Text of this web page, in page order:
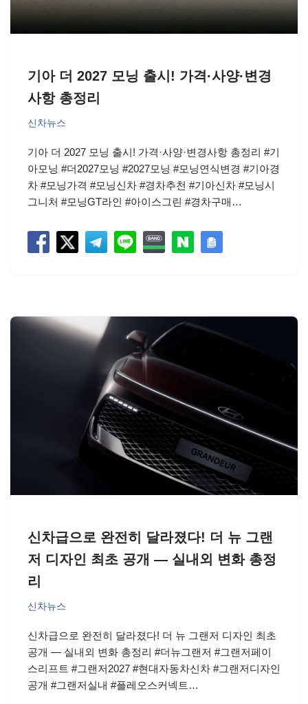
기아 더 2027 모닝 출시! 가격·사양·변경
사항 총정리
신차뉴스
기아 더 2027 모닝 출시! 가격·사양·변경사항 총정리 #기
아모닝 #더2027모닝 #2027모닝 #모닝연식변경 #기아경
차 #모닝가격 #모닝신차 #경차추천 #기아신차 #모닝시
그니처 #모닝GT라인 #아이스그린 #경차구매…
신차급으로 완전히 달라졌다! 더 뉴 그랜
저 디자인 최초 공개 — 실내외 변화 총정
리
신차뉴스
신차급으로 완전히 달라졌다! 더 뉴 그랜저 디자인 최초
공개 — 실내외 변화 총정리 #더뉴그랜저 #그랜저페이
스리프트 #그랜저2027 #현대자동차신차 #그랜저디자인
공개 #그랜저실내 #플레오스커넥트…